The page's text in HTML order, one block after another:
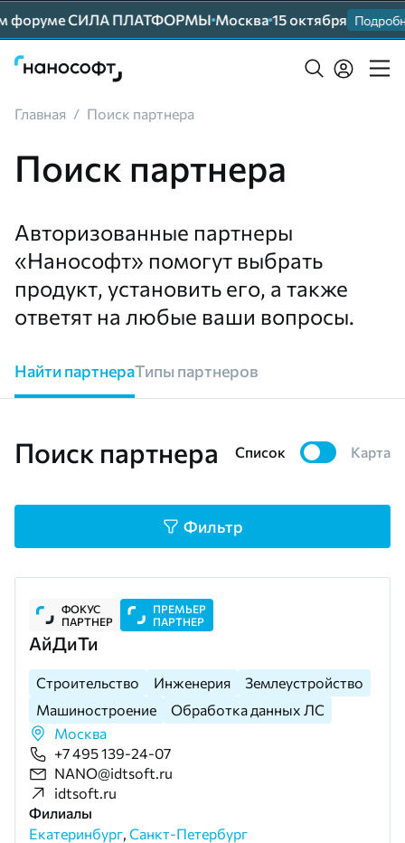
форуме СИЛА ПЛАТФОРМЫ Москва 15 октября
Главная / Поиск партнера
Поиск партнера
Авторизованные партнеры
«Нанософт» помогут выбрать
продукт, установить его, а также
ответят на любые ваши вопросы.
Найти партнераТипы партнeров
Поиск партнера Список Карта
Фильтр
ФОКУС
ПАРТНЕР
ПРЕМЬЕР
ПАРТНЕР
АйДиТи
Строительство Инженерия
Землеустройство
Машиностроение
Обработка данных ЛС
Москва
+7 495 139-24-07
NANO@idtsoft.ru
idtsoft.ru
Филиалы
Екатеринбург, Санкт-Петербург